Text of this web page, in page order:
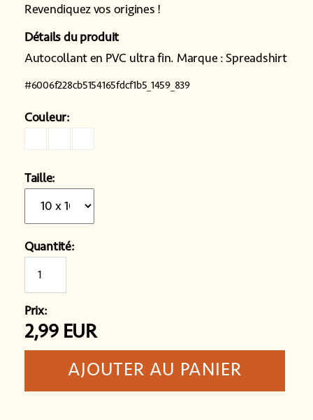
Revendiquez vos origines !
Détails du produit
Autocollant en PVC ultra fin. Marque : Spreadshirt
#6006f228cb5154165fdcf1b5_1459_839
Couleur:
Taille:
Quantité:
Prix:
2,99 EUR